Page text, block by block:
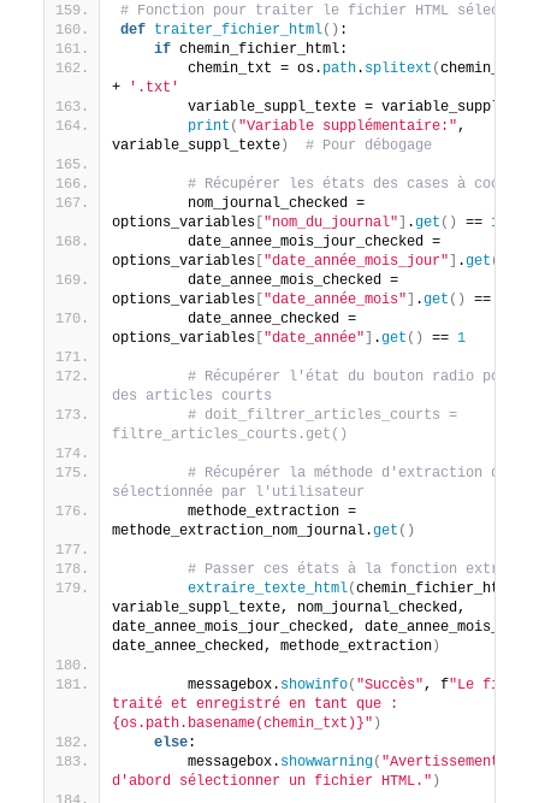
# Fonction pour traiter le fichier HTML
def traiter_fichier_html() :
if chemin_fichier_html:
        chemin_txt = os.
path. splitext (
+
'.txt'
        variable_suppl_texte = variable_suppl.
print ( "Variable supplémentaire:",
variable_suppl_texte) # Pour débogage
# Récupérer les états des cases à cocher
        nom_journal_checked =
options_variables["nom_du_journal"] .get () == 1
        date_annee_mois_jour_checked =
options_variables["date_année_mois_jour"] .get ()
        date_annee_mois_checked =
options_variables["date_année_mois"] .get () ==
        date_annee_checked =
options_variables["date_année"] .get () == 1
# Récupérer l'état du bouton radio pour
des articles courts
# doit_filtrer_articles_courts =
filtre_articles_courts.get()
# Récupérer la méthode d'extraction du
sélectionnée par l'utilisateur
        methode_extraction =
methode_extraction_nom_journal.get ()
# Passer ces états à la fonction
extraire_texte_html(chemin_fichier_html,
variable_suppl_texte, nom_journal_checked,
date_annee_mois_jour_checked,
date_annee_checked, methode_extraction)
        messagebox.
showinfo( "Succès", f"Le
traité et enregistré en tant que :
{os.path.basename(chemin_txt)}" )
else:
        messagebox.
showwarning( "Avertissement"
d'abord sélectionner un fichier HTML." )